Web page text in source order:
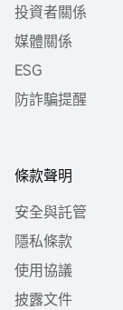
投資者關係
媒體關係
ESG
防詐騙提醒
條款聲明
安全與託管
隱私條款
使用協議
披露文件